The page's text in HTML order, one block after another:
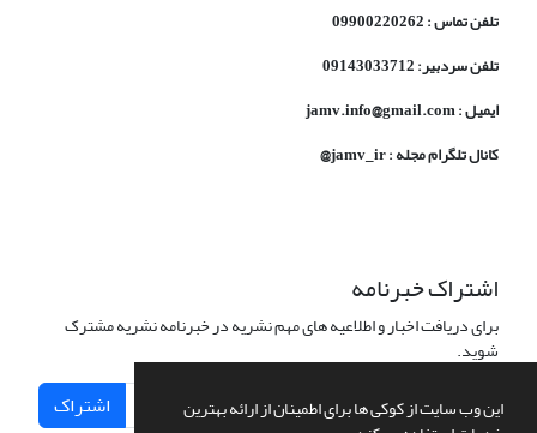
این وب سایت از کوکی ها برای اطمینان از ارائه بهترین
تلفن تماس : 09900220262
تلفن سردبیر: 09143033712
ایمیل : jamv.info@gmail.com
کانال تلگرام مجله : jamv_ir@
اشتراک خبرنامه
برای دریافت اخبار و اطلاعیه های مهم نشریه در خبرنامه نشریه مشترک
شوید.
اشتراک